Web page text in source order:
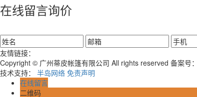
在线留言询价
友情链接：
Copyright © 广州蒂皮帐篷有限公司 All rights reserved 备案号：
技术支持： 半岛网络 免责声明
在线留言
二维码